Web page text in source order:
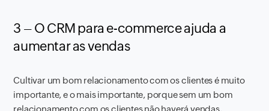
3 – O CRM para e-commerce ajuda a
aumentar as vendas
Cultivar um bom relacionamento com os clientes é muito
importante, e o mais importante, porque sem um bom
relacionamento com os clientes não haverá vendas.